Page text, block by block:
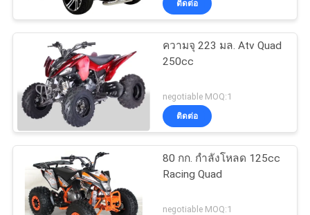
ติดต่อ
ความจุ 223 มล. Atv Quad
250cc
negotiable MOQ:1
ติดต่อ
80 กก. กำลังโหลด 125cc
Racing Quad
negotiable MOQ:1